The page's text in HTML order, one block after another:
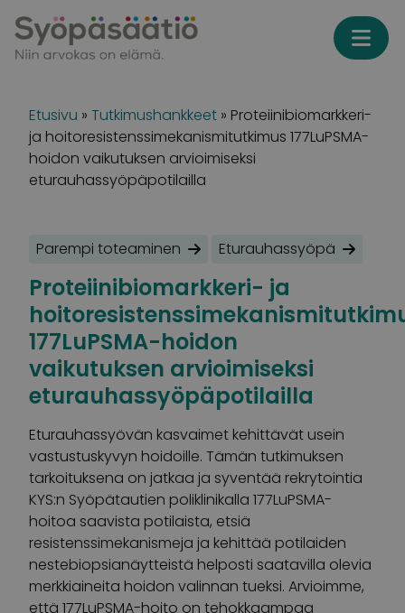
Etusivu » Tutkimushankkeet » Proteiinibiomarkkeri-
ja hoitoresistenssimekanismitutkimus 177LuPSMA-
hoidon vaikutuksen arvioimiseksi
eturauhassyöpäpotilailla
Parempi toteaminen Eturauhassyöpä
Proteiinibiomarkkeri- ja
177LuPSMA-hoidon
vaikutuksen arvioimiseksi
eturauhassyöpäpotilailla
Eturauhassyövän kasvaimet kehittävät usein
vastustuskyvyn hoidoille. Tämän tutkimuksen
tarkoituksena on jatkaa ja syventää rekrytointia
KYS:n Syöpätautien poliklinikalla 177LuPSMA-
hoitoa saavista potilaista, etsiä
resistenssimekanismeja ja kehittää potilaiden
nestebiopsianäytteistä helposti saatavilla olevia
merkkiaineita hoidon valinnan tueksi. Arvioimme,
että 177LuPSMA-hoito on tehokkaampaa